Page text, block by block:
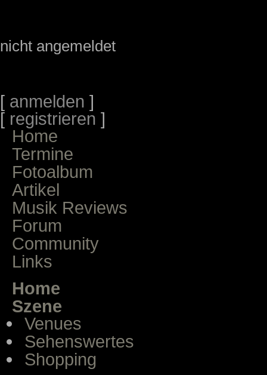
nicht angemeldet
[ anmelden ]
[ registrieren ]
Home
Termine
Fotoalbum
Artikel
Musik Reviews
Forum
Community
Links
Home
Szene
Venues
Sehenswertes
Shopping